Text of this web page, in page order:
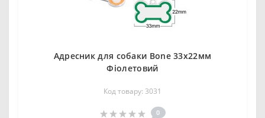
Адресник для собаки Bone 33x22мм
Фіолетовий
Код товару: 3031
0